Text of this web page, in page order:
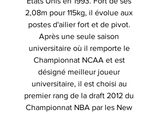
2,08m pour 115kg, il évolue aux
postes d'ailier fort et de pivot.
Après une seule saison
universitaire où il remporte le
Championnat NCAA et est
désigné meilleur joueur
universitaire, il est choisi au
premier rang de la draft 2012 du
Championnat NBA par les New